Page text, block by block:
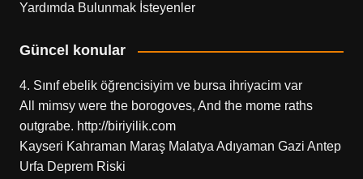
Yardımda Bulunmak İsteyenler
Güncel konular
4. Sınıf ebelik öğrencisiyim ve bursa ihriyacim var
All mimsy were the borogoves, And the mome raths
outgrabe. http://biriyilik.com
Kayseri Kahraman Maraş Malatya Adıyaman Gazi Antep
Urfa Deprem Riski